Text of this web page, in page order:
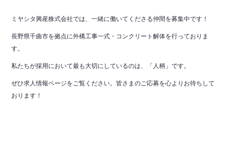
ミヤシタ興産株式会社では、一緒に働いてくださる仲間を募集中です！
長野県千曲市を拠点に外構工事一式・コンクリート解体を行っておりま
す。
私たちが採用において最も大切にしているのは、「人柄」です。
ぜひ求人情報ページをご覧ください。皆さまのご応募を心よりお待ちして
おります！